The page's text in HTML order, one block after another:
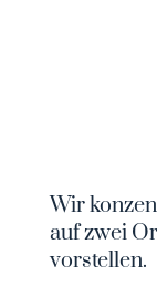
Wir
auf zwei
vorstellen.